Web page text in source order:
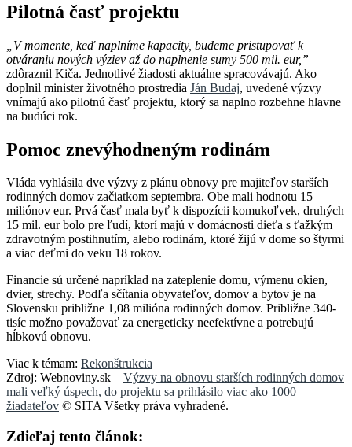
Pilotná časť projektu
„V momente, keď naplníme kapacity, budeme pristupovať k
otváraniu nových výziev až do naplnenie sumy 500 mil. eur,”
zdôraznil Kiča. Jednotlivé žiadosti aktuálne spracovávajú. Ako
doplnil minister životného prostredia Ján Budaj, uvedené výzvy
vnímajú ako pilotnú časť projektu, ktorý sa naplno rozbehne hlavne
na budúci rok.
Pomoc znevýhodneným rodinám
Vláda vyhlásila dve výzvy z plánu obnovy pre majiteľov starších
rodinných domov začiatkom septembra. Obe mali hodnotu 15
miliónov eur. Prvá časť mala byť k dispozícii komukoľvek, druhých
15 mil. eur bolo pre ľudí, ktorí majú v domácnosti dieťa s ťažkým
zdravotným postihnutím, alebo rodinám, ktoré žijú v dome so štyrmi
a viac deťmi do veku 18 rokov.
Financie sú určené napríklad na zateplenie domu, výmenu okien,
dvier, strechy. Podľa sčítania obyvateľov, domov a bytov je na
Slovensku približne 1,08 milióna rodinných domov. Približne 340-
tisíc možno považovať za energeticky neefektívne a potrebujú
hĺbkovú obnovu.
Viac k témam: Rekonštrukcia
Zdroj: Webnoviny.sk – Výzvy na obnovu starších rodinných domov
mali veľký úspech, do projektu sa prihlásilo viac ako 1000
žiadateľov © SITA Všetky práva vyhradené.
Zdieľaj tento článok: